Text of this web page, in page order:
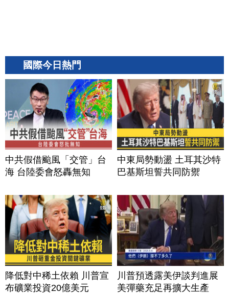
國際今日熱門
中共假借颱風「交管」台
海 台陸委會怒轟無知
中東局勢動盪 土耳其沙特
巴基斯坦誓共同防禦
降低對中稀土依賴 川普宣
布礦業投資20億美元
川普預透露美伊談判進展
美彈藥充足再擴大生產